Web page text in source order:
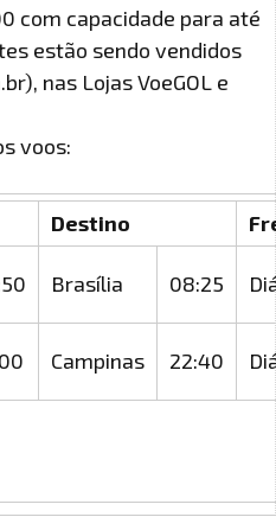
com capacidade para até
estão sendo vendidos
nas Lojas VoeGOL e
voos:
Destino
Brasília 08:25
Campinas 22:40